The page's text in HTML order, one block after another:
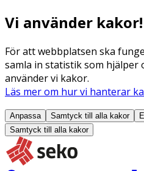
Vi använder kakor!
För att webbplatsen ska
samla in statistik som hjälper
använder vi kakor.
Läs mer om hur vi hanterar
Anpassa Samtyck till alla kakor
Samtyck till alla kakor